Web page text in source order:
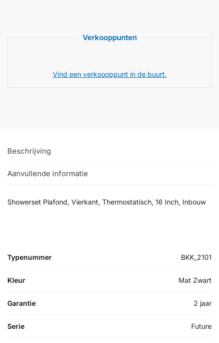
Verkooppunten
Vind een verkoooppunt in de buurt.
Beschrijving
Aanvullende informatie
Showerset Plafond, Vierkant, Thermostatisch, 16 Inch, Inbouw
Typenummer BKK_2101
Kleur Mat Zwart
Garantie 2 jaar
Serie Future